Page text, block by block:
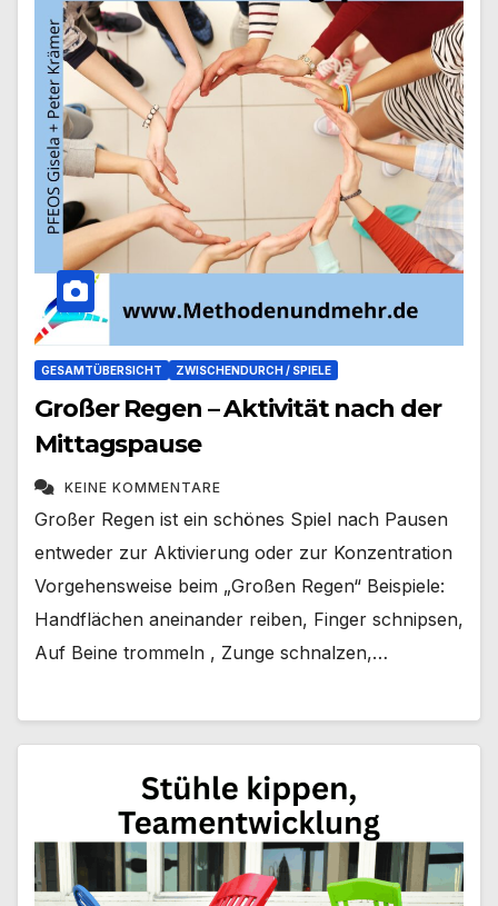
GESAMTÜBERSICHT ZWISCHENDURCH / SPIELE
Großer Regen – Aktivität nach der
Mittagspause
KEINE KOMMENTARE
Großer Regen ist ein schönes Spiel nach Pausen
entweder zur Aktivierung oder zur Konzentration
Vorgehensweise beim „Großen Regen“ Beispiele:
Handflächen aneinander reiben, Finger schnipsen,
Auf Beine trommeln , Zunge schnalzen,…